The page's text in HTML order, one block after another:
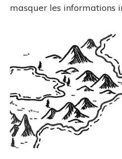
masquer les informations